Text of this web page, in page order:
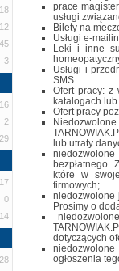
18
12
3
2
29
0
14
28
prace
usługi
Bilety na
Usługi e-
Leki i inne
Usługi i
SMS.
Ofert pracy: z
katalogach
Ofert pracy
lub utraty
bezpłatnego.
które w
firmowych;
niedozwolone
Prosimy o
dotyczących
ogłoszenia